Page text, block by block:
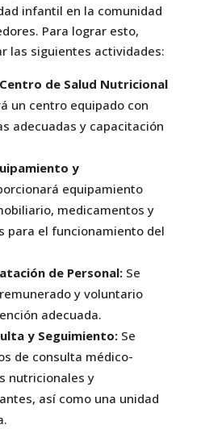
infantil en la comunidad
Para lograr esto,
las siguientes actividades:
de Salud Nutricional
un centro equipado con
adecuadas y capacitación
y
equipamiento
medicamentos y
para el funcionamiento del
de Personal:Se
y voluntario
adecuada.
y Seguimiento:Se
de consulta médico-
nutricionales y
así como una unidad